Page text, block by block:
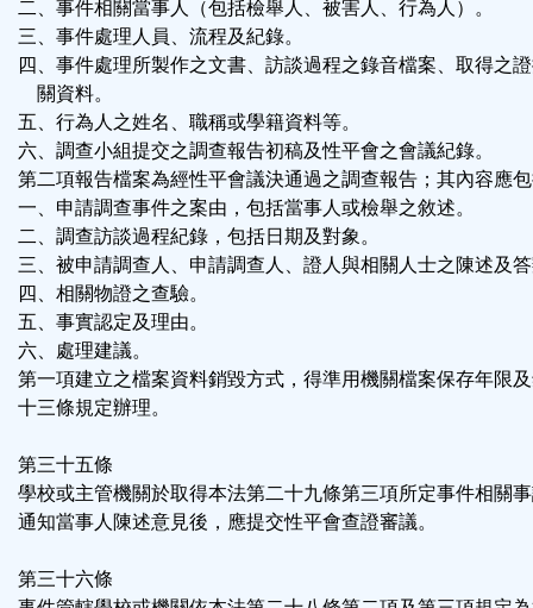
二、事件相關當事人（包括檢舉人、被害人、行為人）。
三、事件處理人員、流程及紀錄。
四、事件處理所製作之文書、訪談過程之錄音檔案、取得之
關資料。
五、行為人之姓名、職稱或學籍資料等。
六、調查小組提交之調查報告初稿及性平會之會議紀錄。
第二項報告檔案為經性平會議決通過之調查報告；其內容應
一、申請調查事件之案由，包括當事人或檢舉之敘述。
二、調查訪談過程紀錄，包括日期及對象。
三、被申請調查人、申請調查人、證人與相關人士之陳述及
四、相關物證之查驗。
五、事實認定及理由。
六、處理建議。
第一項建立之檔案資料銷毀方式，得準用機關檔案保存年限
十三條規定辦理。
第三十五條
學校或主管機關於取得本法第二十九條第三項所定事件相關
通知當事人陳述意見後，應提交性平會查證審議。
第三十六條